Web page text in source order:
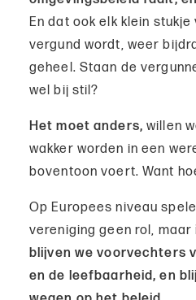
En dat ook elk klein
vergund wordt, weer
geheel. Staan de
wel bij stil?
Het moet anders,willen
wakker worden in een
boventoon voert. Want
Op Europees niveau
vereniging geen rol, maar
blijven we voorvechters
en de leefbaarheid, en